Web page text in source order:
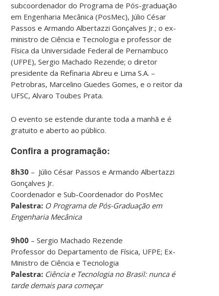
subcoordenador do Programa de Pós-graduação
em Engenharia Mecânica (PosMec), Júlio César
Passos e Armando Albertazzi Gonçalves Jr.; o ex-
ministro de Ciência e Tecnologia e professor de
Física da Universidade Federal de Pernambuco
(UFPE), Sergio Machado Rezende; o diretor
presidente da Refinaria Abreu e Lima S.A. –
Petrobras, Marcelino Guedes Gomes, e o reitor da
UFSC, Alvaro Toubes Prata.
O evento se estende durante toda a manhã e é
gratuito e aberto ao público.
Confira a programação:
8h30 – Júlio César Passos e Armando Albertazzi
Gonçalves Jr.
Coordenador e Sub-Coordenador do PosMec
Palestra: O Programa de Pós-Graduação em
Engenharia Mecânica
9h00 – Sergio Machado Rezende
Professor do Departamento de Física, UFPE; Ex-
Ministro de Ciência e Tecnologia
Palestra: Ciência e Tecnologia no Brasil: nunca é
tarde demais para começar